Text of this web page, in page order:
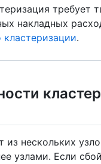
требует
накладных
.
из нескольких
узлами. Если